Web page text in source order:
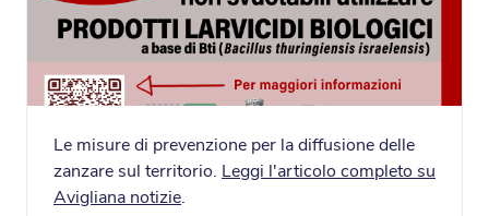
Le misure di prevenzione per la diffusione delle
zanzare sul territorio. Leggi l'articolo completo su
Avigliana notizie.